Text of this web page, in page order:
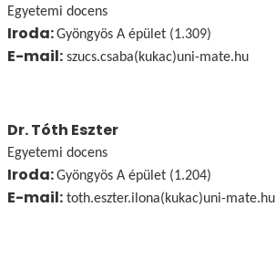
Egyetemi docens
Iroda:Gyöngyös A épület (1.309)
E-mail: szucs.csaba(kukac)uni-mate.hu
Dr. Tóth Eszter
Egyetemi docens
Iroda:Gyöngyös A épület (1.204)
E-mail: toth.eszter.ilona(kukac)uni-mate.hu